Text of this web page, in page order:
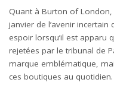
Quant à Burton of
janvier de l’avenir
espoir lorsqu’il est apparu
rejetées par le tribunal de
marque emblématique,
ces boutiques au quotidien.